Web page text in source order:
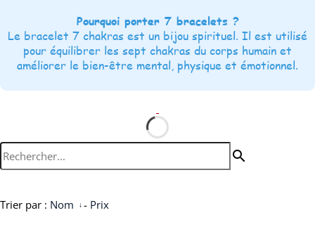
Pourquoi porter 7 bracelets ?
Le bracelet 7 chakras est un bijou spirituel. Il est utilisé
pour équilibrer les sept chakras du corps humain et
améliorer le bien-être mental, physique et émotionnel.
search
Trier par : Nom - Prix